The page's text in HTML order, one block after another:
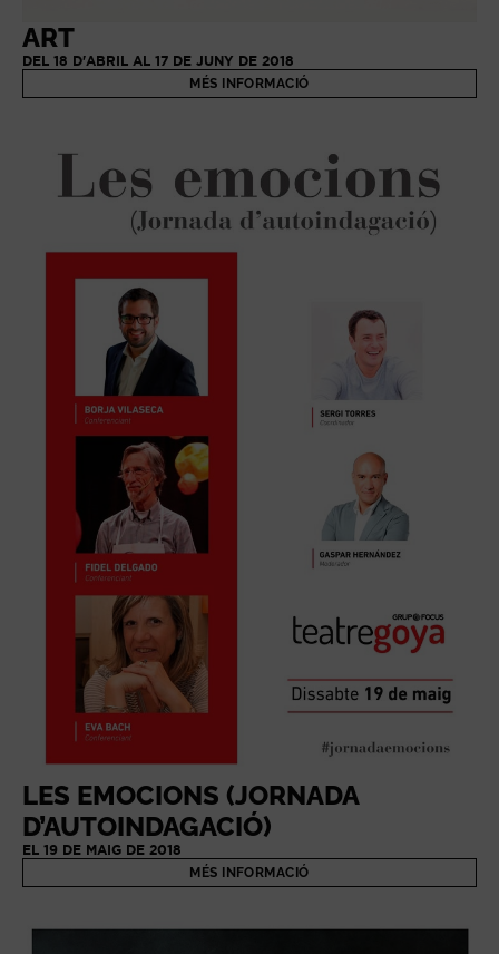
ART
DEL 18 D'ABRIL AL 17 DE JUNY DE 2018
MÉS INFORMACIÓ
LES EMOCIONS (JORNADA
D’AUTOINDAGACIÓ)
EL 19 DE MAIG DE 2018
MÉS INFORMACIÓ